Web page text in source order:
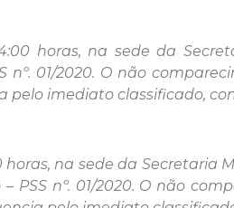
horas, na sede da
nº. 01/2020. O não
imediato classificado,
na sede da
PSS nº. 01/2020. O não